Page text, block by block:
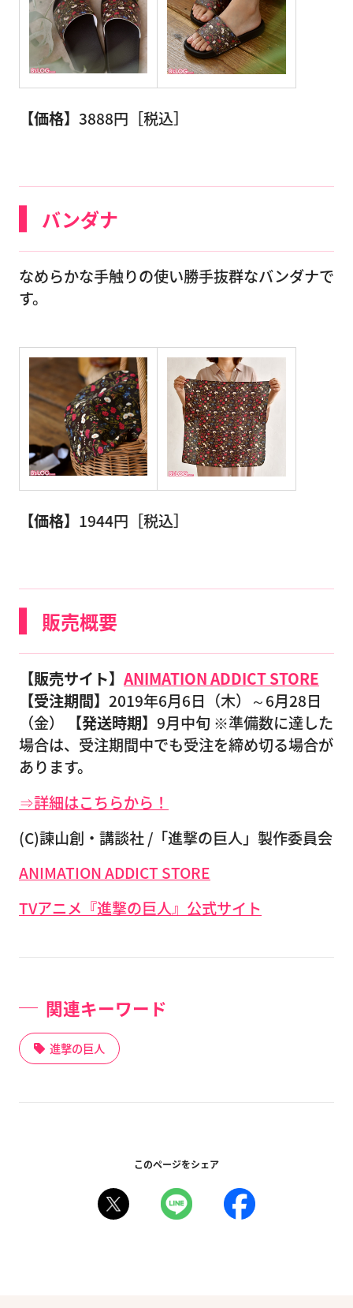
【価格】 3888円［税込］
バンダナ
なめらかな手触りの使い勝手抜群なバンダナで
す。
【価格】 1944円［税込］
販売概要
【販売サイト】 ANIMATION ADDICT STORE
【受注期間】 2019年6月6日（木）～6月28日
（金）
【発送時期】 9月中旬 ※準備数に達した
場合は、受注期間中でも受注を締め切る場合が
あります。
⇒詳細はこちらから！
(C)諫山創・講談社 /「進撃の巨人」製作委員会
ANIMATION ADDICT STORE
TVアニメ『進撃の巨人』公式サイト
関連キーワード
進撃の巨人
このページをシェア